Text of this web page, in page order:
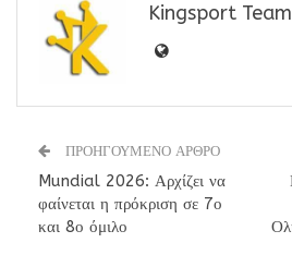
Kingsport Team
ΠΡΟΗΓΟΥΜΕΝΟ ΑΡΘΡΟ
Mundial 2026: Αρχίζει να
φαίνεται η πρόκριση σε 7ο
και 8ο όμιλο